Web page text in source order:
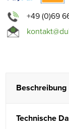
+49 (0)69
Beschreibung
Technische